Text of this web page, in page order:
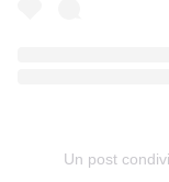
Un post